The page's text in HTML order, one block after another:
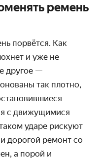
ремень
порвётся. Как
и уже не
другое —
так плотно,
с движущимися
ударе рискуют
дорогой ремонт со
а порой и